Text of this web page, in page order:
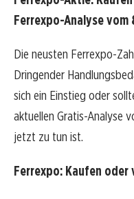
Ferrexpo-Analyse
Die neusten Ferrexpo-
Dringender
sich ein Einstieg oder
aktuellen Gratis-Analyse
jetzt zu tun ist.
Ferrexpo: Kaufen oder